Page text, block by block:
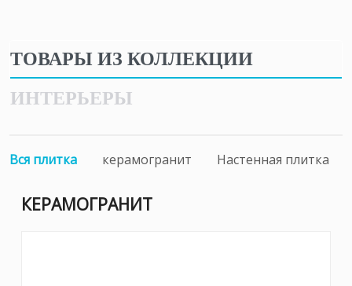
ТОВАРЫ ИЗ КОЛЛЕКЦИИ
ИНТЕРЬЕРЫ
Вся плитка керамогранит Настенная плитка
КЕРАМОГРАНИТ